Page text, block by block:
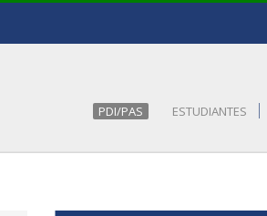
PDI/PAS ESTUDIANTES